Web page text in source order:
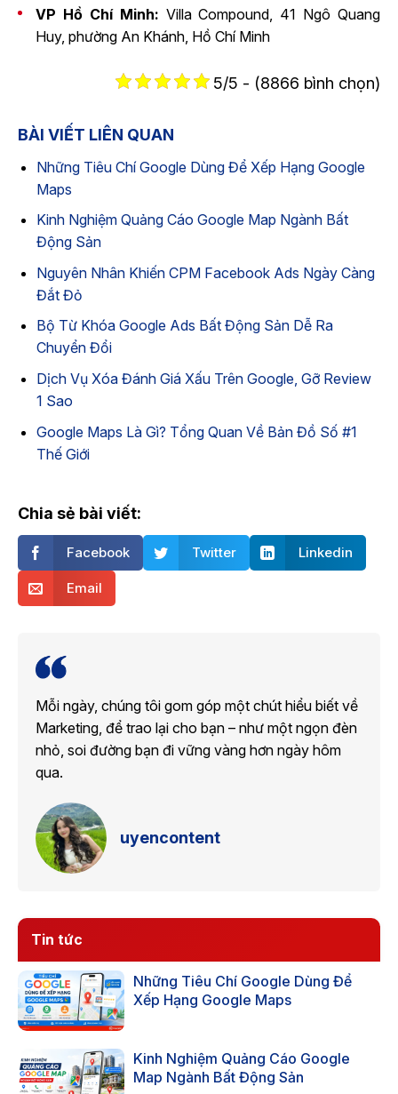
VP Hồ Chí Minh: Villa Compound, 41 Ngô Quang
Huy, phường An Khánh, Hồ Chí Minh
5/5 - (8866 bình chọn)
BÀI VIẾT LIÊN QUAN
Những Tiêu Chí Google Dùng Để Xếp Hạng Google
Maps
Kinh Nghiệm Quảng Cáo Google Map Ngành Bất
Động Sản
Nguyên Nhân Khiến CPM Facebook Ads Ngày Càng
Đắt Đỏ
Bộ Từ Khóa Google Ads Bất Động Sản Dễ Ra
Chuyển Đổi
Dịch Vụ Xóa Đánh Giá Xấu Trên Google, Gỡ Review
1 Sao
Google Maps Là Gì? Tổng Quan Về Bản Đồ Số #1
Thế Giới
Chia sẻ bài viết:
Facebook Twitter Linkedin
Email
Mỗi ngày, chúng tôi gom góp một chút hiểu biết về
Marketing, để trao lại cho bạn – như một ngọn đèn
nhỏ, soi đường bạn đi vững vàng hơn ngày hôm
qua.
uyencontent
Tin tức
Những Tiêu Chí Google Dùng Để
Xếp Hạng Google Maps
Kinh Nghiệm Quảng Cáo Google
Map Ngành Bất Động Sản